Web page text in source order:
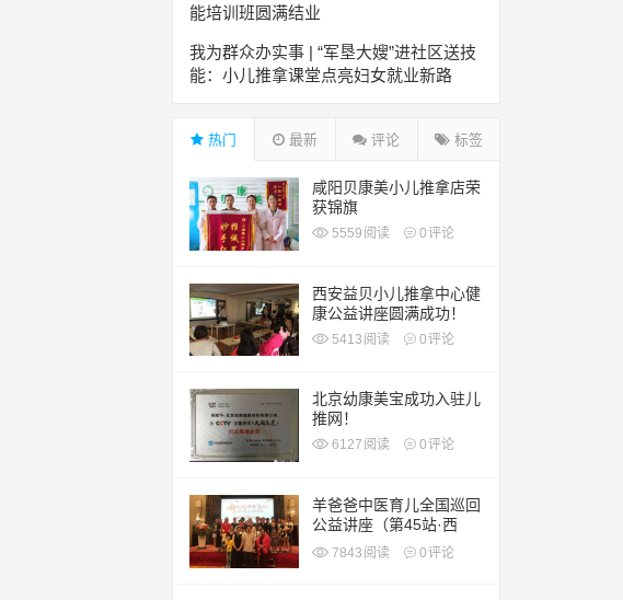
能培训班圆满结业
我为群众办实事 | “军垦大嫂”进社区送技
能：小儿推拿课堂点亮妇女就业新路
热门 最新 评论 标签
咸阳贝康美小儿推拿店荣
获锦旗
5559 阅读 0评论
西安益贝小儿推拿中心健
康公益讲座圆满成功！
5413 阅读 0评论
北京幼康美宝成功入驻儿
推网！
6127 阅读 0评论
羊爸爸中医育儿全国巡回
公益讲座（第45站·西
安）7843 阅读 0评论